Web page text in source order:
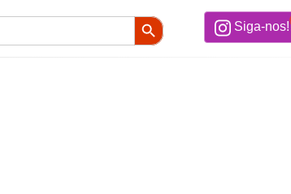
Search Button
Siga-nos!